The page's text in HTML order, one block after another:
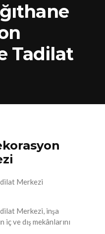
Tadilat
Merkezi
Merkezi, inşa
ve dış mekânlarını